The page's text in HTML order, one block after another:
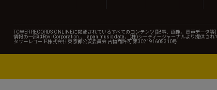
TOWER RECORDS ONLINEに掲載されているすべてのコンテンツ(記事、画像、音声データ
情報の一部はRovi Corporation.、japan music data、(株)シーディージャーナルより提供され
タワーレコード株式会社 東京都公安委員会 古物商許可 第302191605310号